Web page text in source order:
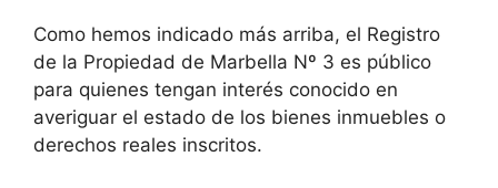
Como hemos indicado más arriba, el Registro
de la Propiedad de Marbella Nº 3 es público
para quienes tengan interés conocido en
averiguar el estado de los bienes inmuebles o
derechos reales inscritos.